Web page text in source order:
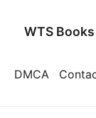
WTS
DMCA